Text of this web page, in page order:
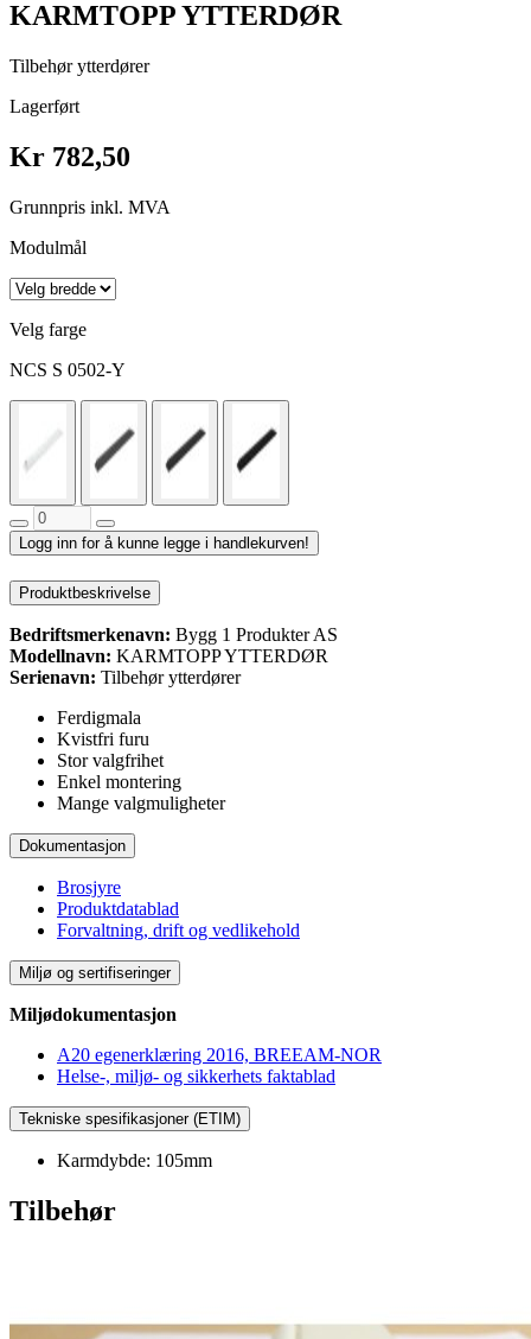
KARMTOPP YTTERDØR
Tilbehør ytterdører
Lagerført
Kr 782,50
Grunnpris inkl. MVA
Modulmål
Velg farge
NCS S 0502-Y
Logg inn for å kunne legge i handlekurven!
Produktbeskrivelse
Bedriftsmerkenavn: Bygg 1 Produkter AS
Modellnavn: KARMTOPP YTTERDØR
Serienavn: Tilbehør ytterdører
Ferdigmala
Kvistfri furu
Stor valgfrihet
Enkel montering
Mange valgmuligheter
Dokumentasjon
Brosjyre
Produktdatablad
Forvaltning, drift og vedlikehold
Miljø og sertifiseringer
Miljødokumentasjon
A20 egenerklæring 2016, BREEAM-NOR
Helse-, miljø- og sikkerhets faktablad
Tekniske spesifikasjoner (ETIM)
Karmdybde: 105mm
Tilbehør